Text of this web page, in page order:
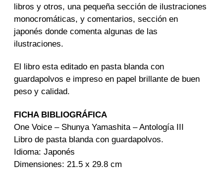
libros y otros, una pequeña sección de ilustraciones
monocromáticas, y comentarios, sección en
japonés donde comenta algunas de las
ilustraciones.
El libro esta editado en pasta blanda con
guardapolvos e impreso en papel brillante de buen
peso y calidad.
FICHA BIBLIOGRÁFICA
One Voice – Shunya Yamashita – Antología III
Libro de pasta blanda con guardapolvos.
Idioma: Japonés
Dimensiones: 21.5 x 29.8 cm